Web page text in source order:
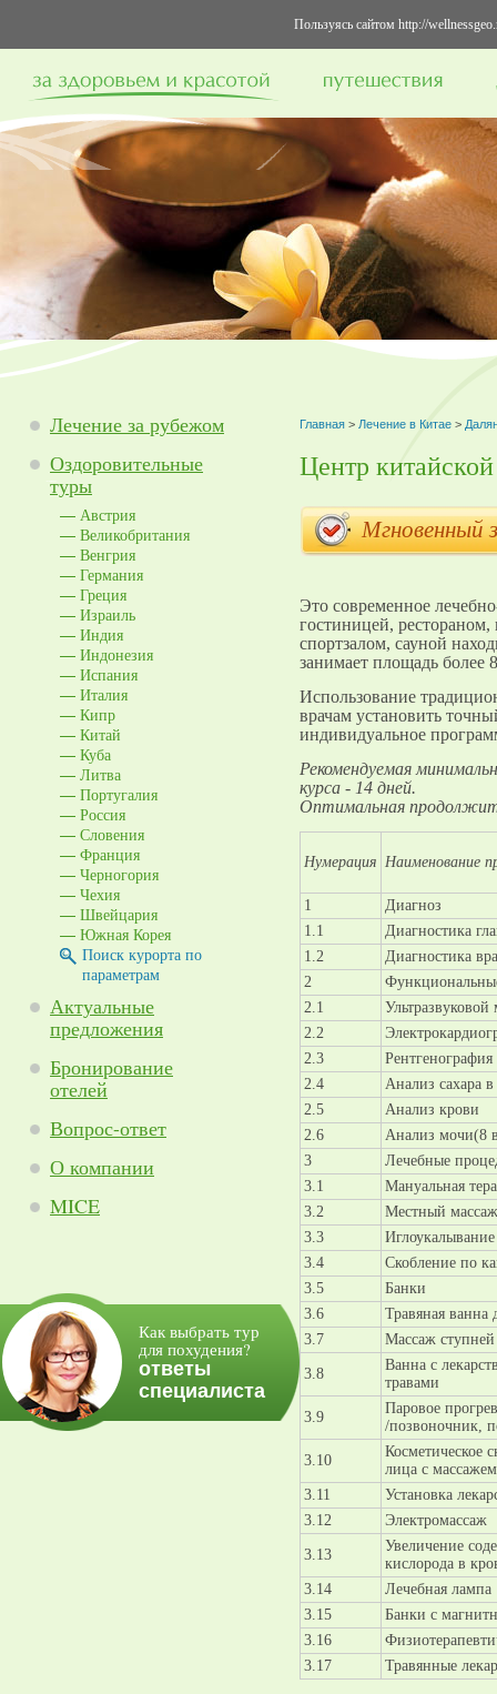
Пользуясь сайтом http://
Лечение за рубежом
Оздоровительные
туры
Австрия
Великобритания
Венгрия
Германия
Греция
Израиль
Индия
Индонезия
Испания
Италия
Кипр
Китай
Куба
Литва
Португалия
Россия
Словения
Франция
Черногория
Чехия
Швейцария
Южная Корея
Поиск курорта по
параметрам
Актуальные
предложения
Бронирование
отелей
Вопрос-ответ
О компании
MICE
Как выбрать тур
для похудения?
ответы
специалиста
Главная > Лечение в Китае >
Центр
Мгновенный
Это современное
гостиницей,
спортзалом, сауной
занимает площадь более
Использование
врачам установить
индивидуальное
Рекомендуемая
курса - 14 дней.
Оптимальная
Нумерация Наименование
1
Диагноз
1.1
Диагностика
1.2
Диагностика
2
2.1
2.2
2.3
2.4
Анализ сахара
2.5
Анализ крови
2.6
Анализ мочи(8
3
Лечебные
3.1
Мануальная
3.2
Местный массаж
3.3
Иглоукалывание
3.4
Скобление по
3.5
Банки
3.6
Травяная ванна
3.7
Массаж ступней
3.8
Ванна с
травами
3.9
Паровое
/позвоночник,
3.10
Косметическое
лица с массажем
3.11
Установка
3.12
Электромассаж
3.13
Увеличение
кислорода в
3.14
Лечебная лампа
3.15
Банки с
3.16
3.17
Травянные